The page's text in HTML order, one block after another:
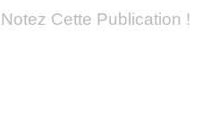
Notez Cette Publication !